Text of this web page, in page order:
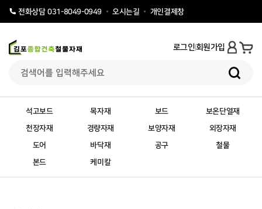
전화상담 031-8049-0949 오시는길 개인결제창
로그인회원가입
석고보드 목자재 보드 보온단열재
천장자재 경량자재 보양자재 외장자재
도어 바닥재 공구 철물
본드 케미칼